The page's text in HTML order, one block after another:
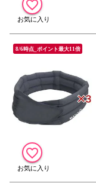
8/6時点_ポイント最大11倍